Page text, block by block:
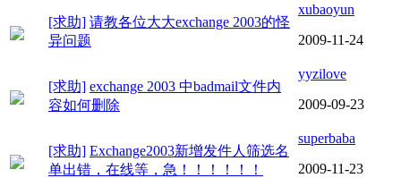
[求助] 请教各位大大exchange 2003的怪
异问题
xubaoyun
2009-11-24
[求助] exchange 2003 中badmail文件内
容如何删除
yyzilove
2009-09-23
[求助] Exchange2003新增发件人筛选名
单出错，在线等，急！！！！！！
superbaba
2009-11-23